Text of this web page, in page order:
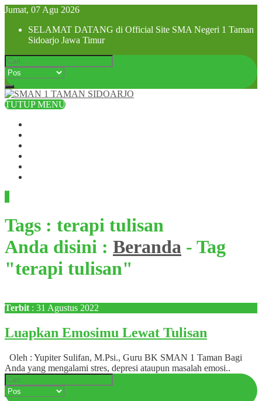
Jumat, 07 Agu 2026
SELAMAT DATANG di Official Site SMA Negeri 1 Taman
Sidoarjo Jawa Timur
TUTUP MENU
Tags : terapi tulisan
Anda disini : Beranda - Tag
"terapi tulisan"
Terbit : 31 Agustus 2022
Luapkan Emosimu Lewat Tulisan
Oleh : Yupiter Sulifan, M.Psi., Guru BK SMAN 1 Taman Bagi
Anda yang mengalami stres, depresi ataupun masalah emosi..